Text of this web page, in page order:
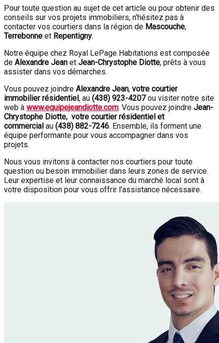
Pour toute question au sujet de cet article ou pour obtenir des
conseils sur vos projets immobiliers, n'hésitez pas à
contacter vos courtiers dans la région de Mascouche,
Terrebonne et Repentigny.
Notre équipe chez Royal LePage Habitations est composée
de Alexandre Jean et Jean-Chrystophe Diotte, prêts à vous
assister dans vos démarches.
Vous pouvez joindre Alexandre Jean, votre courtier
immobilier résidentiel, au (438) 923-4207ou visiter notre site
web à www.equipejeandiotte.com. Vous pouvez joindre Jean-
Chrystophe Diotte, votre courtier résidentiel et
commercial au (438) 882-7246. Ensemble, ils forment une
équipe performante pour vous accompagner dans vos
projets.
Nous vous invitons à contacter nos courtiers pour toute
question ou besoin immobilier dans leurs zones de service.
Leur expertise et leur connaissance du marché local sont à
votre disposition pour vous offrir l'assistance nécessaire.